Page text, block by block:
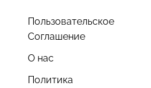
Пользовательское
Соглашение
О нас
Политика